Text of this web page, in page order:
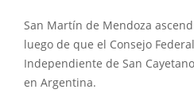
San Martín de Mendoza
luego de que el Consejo
Independiente de San
en Argentina.